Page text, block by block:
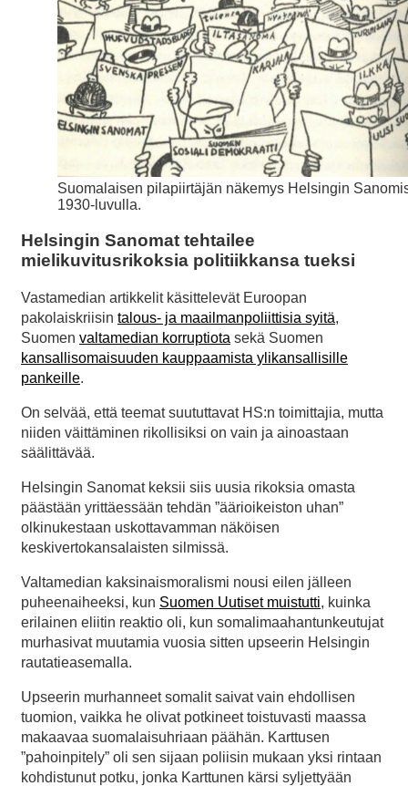
Suomalaisen pilapiirtäjän näkemys Helsingin
1930-luvulla.
Helsingin Sanomat tehtailee
mielikuvitusrikoksia politiikkansa tueksi
Vastamedian artikkelit käsittelevät Euroopan
pakolaiskriisin talous- ja maailmanpoliittisia syitä,
Suomen valtamedian korruptiota sekä Suomen
kansallisomaisuuden kauppaamista ylikansallisille
pankeille.
On selvää, että teemat suututtavat HS:n toimittajia, mutta
niiden väittäminen rikollisiksi on vain ja ainoastaan
säälittävää.
Helsingin Sanomat keksii siis uusia rikoksia omasta
päästään yrittäessään tehdän ”äärioikeiston uhan”
olkinukestaan uskottavamman näköisen
keskivertokansalaisten silmissä.
Valtamedian kaksinaismoralismi nousi eilen jälleen
puheenaiheeksi, kun Suomen Uutiset muistutti, kuinka
erilainen eliitin reaktio oli, kun somalimaahantunkeutujat
murhasivat muutamia vuosia sitten upseerin Helsingin
rautatieasemalla.
Upseerin murhanneet somalit saivat vain ehdollisen
tuomion, vaikka he olivat potkineet toistuvasti maassa
makaavaa suomalaisuhriaan päähän. Karttusen
”pahoinpitely” oli sen sijaan poliisin mukaan yksi rintaan
kohdistunut potku, jonka Karttunen kärsi syljettyään